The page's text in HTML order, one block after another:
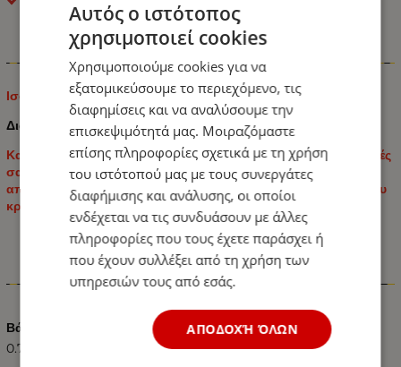
Πληροφορίες
Ισοθερμική Τσάντα Χειρός 60 λίτρων 43cm x 23cm x 39cm
Διαστάσεις: 43cm x 23cm x 39cm
Κατάλληλο για Αυτοκίνητα, Φορτηγά, Πικ Νικ, για της Διακοπές
σας και μακρινά Ταξίδια που χρειαζόμαστε Ψύξη όπως για
αποθήκευση ποτών, τροφίμων, φρούτων, γάλακτος, κόκκινου
κρασιού και φαρμάκων κτλ.
Χαρακτηριστικά
Βάρος (kg.)
0.70
Αυτός ο ιστότοπος
χρησιμοποιεί cookies
Χρησιμοποιούμε cookies για να
εξατομικεύσουμε το περιεχόμενο, τις
διαφημίσεις και να αναλύσουμε την
επισκεψιμότητά μας. Μοιραζόμαστε
επίσης πληροφορίες σχετικά με τη χρήση
του ιστότοπού μας με τους συνεργάτες
διαφήμισης και ανάλυσης, οι οποίοι
ενδέχεται να τις συνδυάσουν με άλλες
πληροφορίες που τους έχετε παράσχει ή
που έχουν συλλέξει από τη χρήση των
υπηρεσιών τους από εσάς.
ΑΠΟΔΟΧΉ ΌΛΩΝ